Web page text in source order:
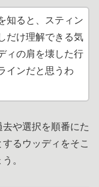
知ると、スティン
だけ理解できる気
ィの肩を壊した行
インだと思うわ
や選択を順番にた
るウッディをそこ
。